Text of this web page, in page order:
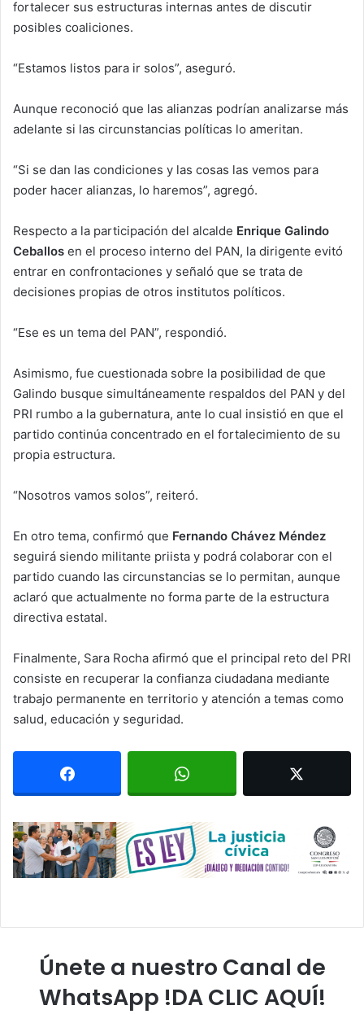
fortalecer sus estructuras internas antes de discutir
posibles coaliciones.
“Estamos listos para ir solos”, aseguró.
Aunque reconoció que las alianzas podrían analizarse más
adelante si las circunstancias políticas lo ameritan.
“Si se dan las condiciones y las cosas las vemos para
poder hacer alianzas, lo haremos”, agregó.
Respecto a la participación del alcalde Enrique Galindo
Ceballos en el proceso interno del PAN, la dirigente evitó
entrar en confrontaciones y señaló que se trata de
decisiones propias de otros institutos políticos.
“Ese es un tema del PAN”, respondió.
Asimismo, fue cuestionada sobre la posibilidad de que
Galindo busque simultáneamente respaldos del PAN y del
PRI rumbo a la gubernatura, ante lo cual insistió en que el
partido continúa concentrado en el fortalecimiento de su
propia estructura.
“Nosotros vamos solos”, reiteró.
En otro tema, confirmó que Fernando Chávez Méndez
seguirá siendo militante priista y podrá colaborar con el
partido cuando las circunstancias se lo permitan, aunque
aclaró que actualmente no forma parte de la estructura
directiva estatal.
Finalmente, Sara Rocha afirmó que el principal reto del PRI
consiste en recuperar la confianza ciudadana mediante
trabajo permanente en territorio y atención a temas como
salud, educación y seguridad.
Únete a nuestro Canal de
WhatsApp !DA CLIC AQUÍ!